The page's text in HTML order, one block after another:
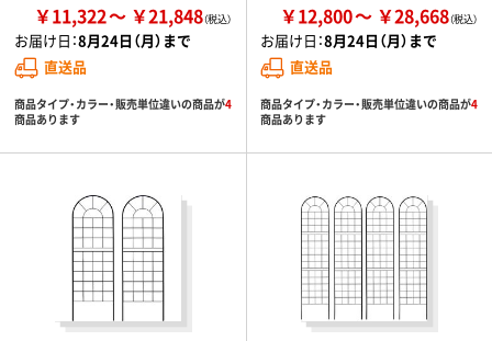
￥11,322 ￥21,848
お届け日：8月24日（月）まで
直送品
商品タイプ・カラー・販売単位違いの商品が4
商品あります
￥12,800 ￥28,668
お届け日：8月24日（月）まで
直送品
商品タイプ・カラー・販売単位違いの商品が4
商品あります